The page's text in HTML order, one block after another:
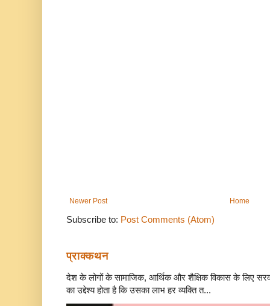
Newer Post Home
Subscribe to: Post Comments (Atom)
प्राक्कथन
देश के लोगों के सामाजिक, आर्थिक और शैक्षिक विकास के लिए
का उद्देश्य होता है कि उसका लाभ हर व्यक्ति त...